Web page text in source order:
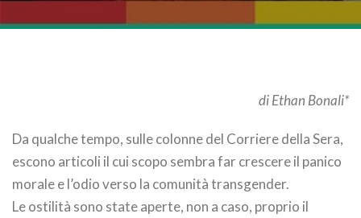
di Ethan Bonali*
Da qualche tempo, sulle colonne del Corriere della Sera,
escono articoli il cui scopo sembra far crescere il panico
morale e l’odio verso la comunità transgender.
Le ostilità sono state aperte, non a caso, proprio il